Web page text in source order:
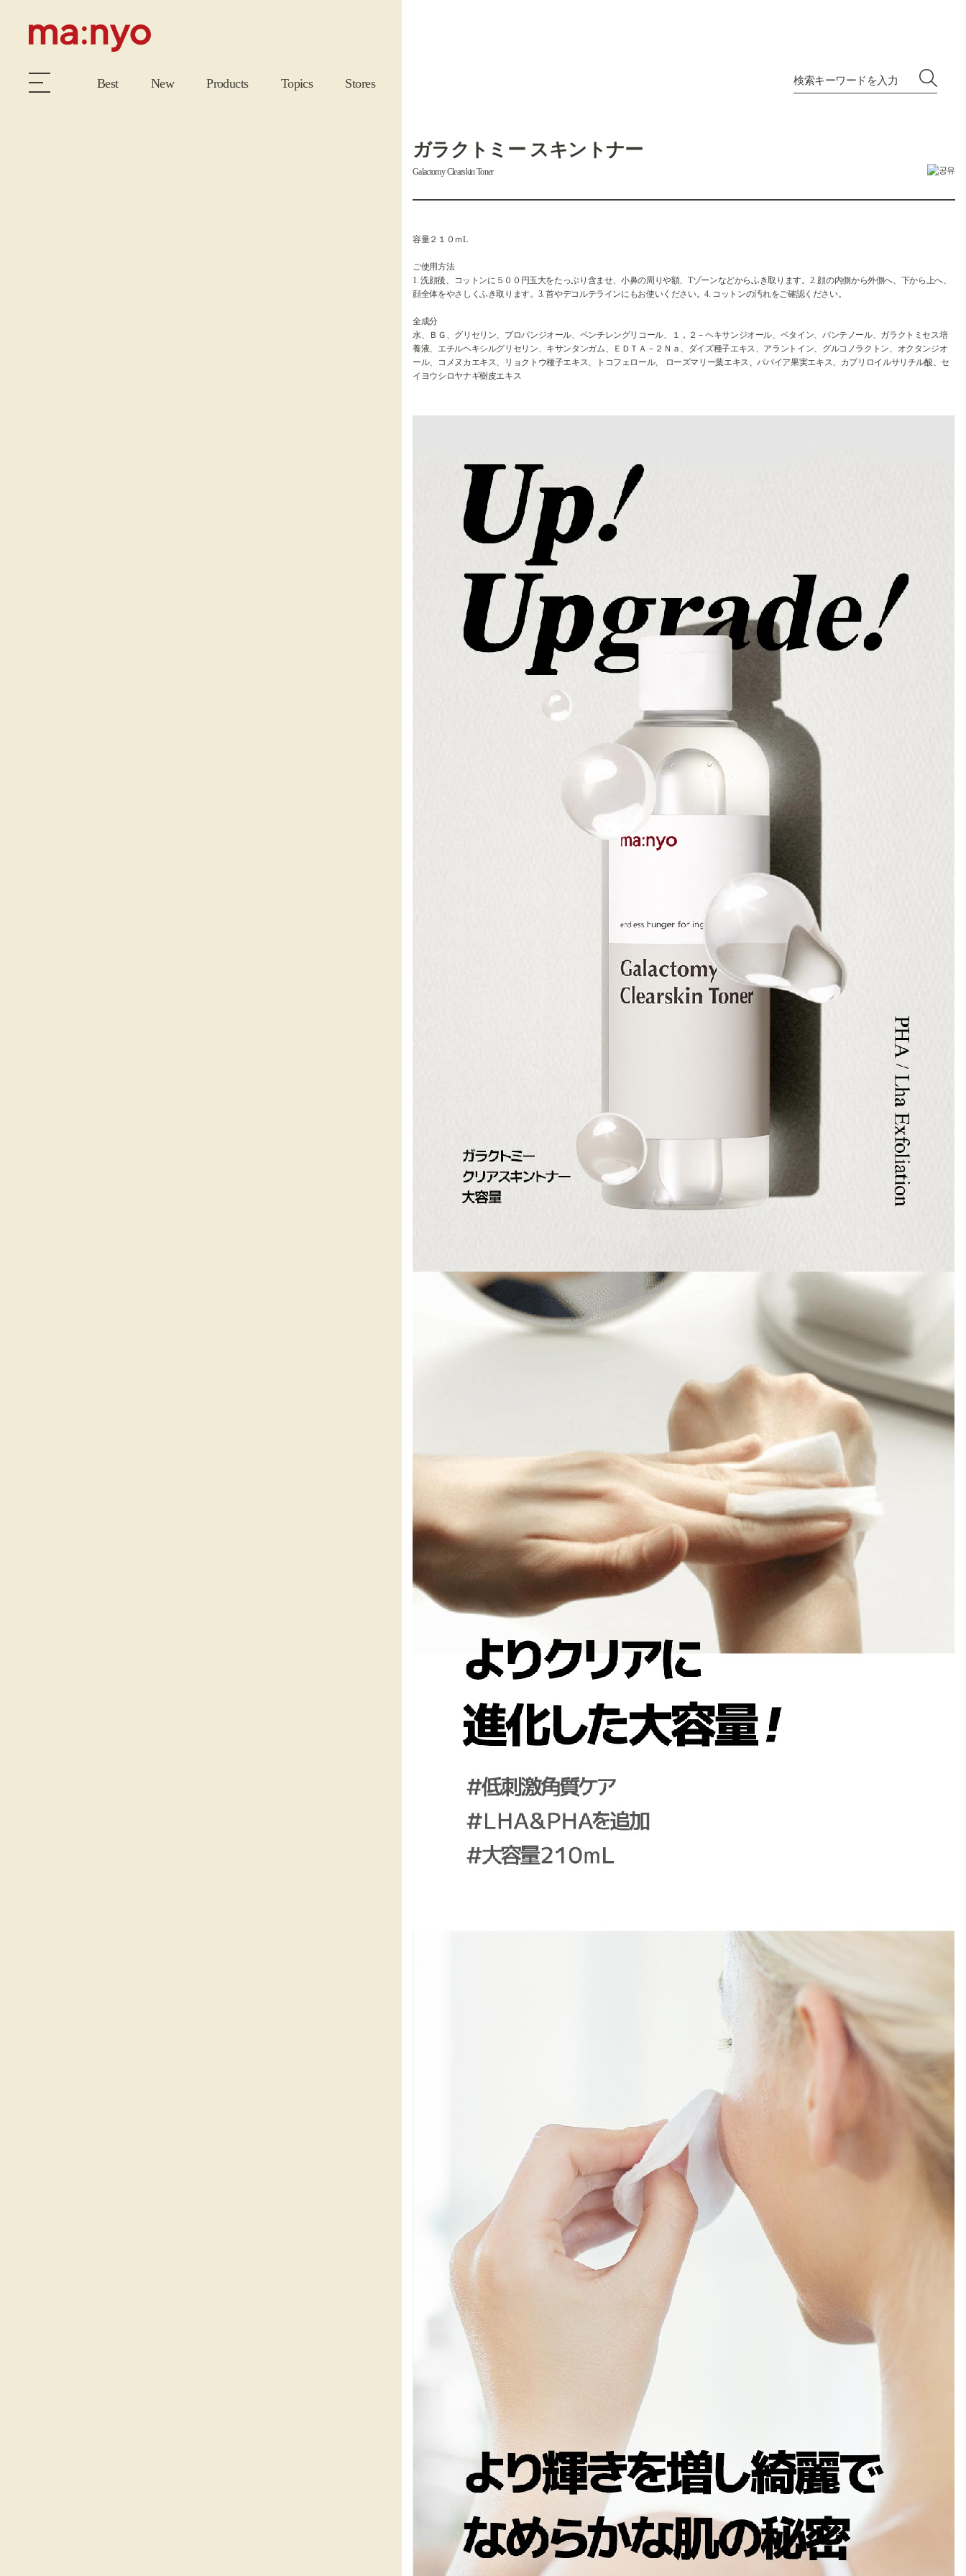
Best New Products Topics Stores
ガラクトミー スキントナー
Galactomy Clearskin Toner
容量２１０ｍL
ご使用方法
1. 洗顔後、コットンに５００円玉大をたっぷり含ませ、小鼻の周りや額、Tゾーンなどからふき取ります。2. 顔の内側から外側へ、下から上へ、
顔全体をやさしくふき取ります。3. 首やデコルテラインにもお使いください。4. コットンの汚れをご確認ください。
全成分
水、ＢＧ、グリセリン、プロパンジオール、ペンチレングリコール、１，２－ヘキサンジオール、ベタイン、パンテノール、ガラクトミセス培
養液、エチルヘキシルグリセリン、キサンタンガム、ＥＤＴＡ－２Ｎａ、ダイズ種子エキス、アラントイン、グルコノラクトン、オクタンジオ
ール、コメヌカエキス、リョクトウ種子エキス、トコフェロール、 ローズマリー葉エキス、パパイア果実エキス、カプリロイルサリチル酸、セ
イヨウシロヤナギ樹皮エキス